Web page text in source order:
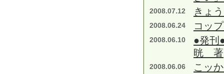
2008.07.12 きょ
2008.06.24 コッ
2008.06.10
●発刊
晄 著
2008.06.06 こッ